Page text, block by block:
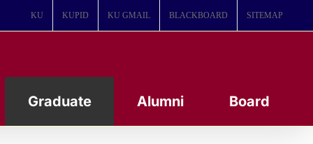
KU KUPID KU GMAIL BLACKBOARD SITEMAP
Graduate Alumni Board